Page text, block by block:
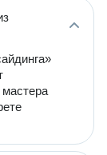
мастера